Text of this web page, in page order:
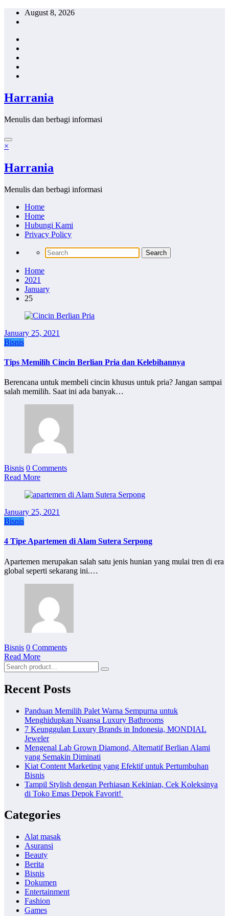
Skip
August 8, 2026
Harrania
Menulis dan berbagi informasi
×
Harrania
Menulis dan berbagi informasi
Home
Home
Hubungi Kami
Privacy Policy
Home
2021
January
25
January 25, 2021
Bisnis
Tips Memilih Cincin Berlian Pria dan Kelebihannya
Berencana untuk membeli cincin khusus untuk pria? Jangan sampai
salah memilih. Saat ini ada banyak…
Bisnis 0 Comments
Read More
January 25, 2021
Bisnis
4 Tipe Apartemen di Alam Sutera Serpong
Apartemen merupakan salah satu jenis hunian yang mulai tren di era
global seperti sekarang ini.…
Bisnis 0 Comments
Read More
Recent Posts
Panduan Memilih Palet Warna Sempurna untuk
Menghidupkan Nuansa Luxury Bathrooms
7 Keunggulan Luxury Brands in Indonesia, MONDIAL
Jeweler
Mengenal Lab Grown Diamond, Alternatif Berlian Alami
yang Semakin Diminati
Kiat Content Marketing yang Efektif untuk Pertumbuhan
Bisnis
Tampil Stylish dengan Perhiasan Kekinian, Cek Koleksinya
di Toko Emas Depok Favorit!
Categories
Alat masak
Asuransi
Beauty
Berita
Bisnis
Dokumen
Entertainment
Fashion
Games